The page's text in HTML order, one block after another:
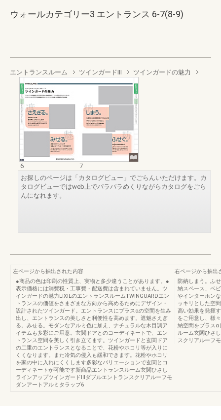
ウォールカテゴリー3 エントランス 6-7(8-9)
エントランスルーム ツインガードIII ツインガードの魅力
6
7
お探しのページは「カタログビュー」でごらんいただけます。カ
タログビューではweb上でパラパラめくりながらカタログをごら
んになれます。
左ページから抽出された内容
●商品の色は印刷の性質上、実物と多少違うことがあります。●
表示価格には消費税・工事費・配送費は含まれていません。ツ
インガードの魅力LIXILのエントランスルームTWINGUARDエン
トランスの価値をさまざまな方向から高めるためにデザイン・
設計されたツインガード。エントランスにプラスαの空間を生み
出し、エントランスの美しさと利便性を高めます。遮魅さえぎ
る。みせる。モダンなアルミ色に加え、ナチュラルな木目調ア
イテムも多彩にご用意。玄関ドアとのコーディネートで、エン
トランス空間を美しく引き立てます。ツインガードと玄関ドア
の二重のエントランスとなることで、花粉やホコリ等が入りに
くくなります。また冷気の侵入も緩和できます。花粉やホコリ
を家の中に入れにくくします多彩なバリエーションで玄関とコ
ーディネートが可能です新商品エントランスルーム玄関ひさし
ラインアップツインガードⅢダブルエントランスクリアルーフモ
ダンアートアルミタラップ6
右ページから抽出
防納しまう。ふ
納スペース、ベ
やインターホン
ッキリとした空
高い効果を発揮
をご用意し、様
納空間をプラスα
ルーム玄関ひさ
スクリアルーフ